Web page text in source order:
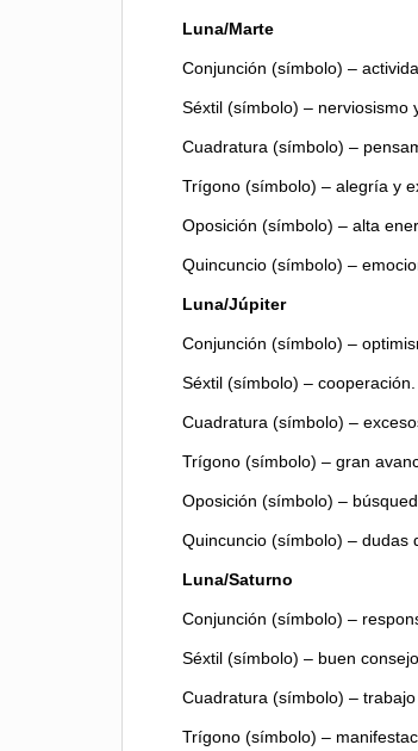
Luna/Marte
Conjunción (símbolo) –
Séxtil (símbolo) – nerviosismo
Cuadratura (símbolo) –
Trígono (símbolo) – alegría y
Oposición (símbolo) – alta
Quincuncio (símbolo) –
Luna/Júpiter
Conjunción (símbolo) –
Séxtil (símbolo) – cooperación.
Cuadratura (símbolo) –
Trígono (símbolo) – gran
Oposición (símbolo) –
Quincuncio (símbolo) – dudas
Luna/Saturno
Conjunción (símbolo) –
Séxtil (símbolo) – buen
Cuadratura (símbolo) – trabajo
Trígono (símbolo) –